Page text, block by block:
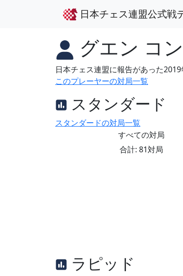
日本チェス連盟公式戦
グエン コ
日本チェス連盟に報告があった
このプレーヤーの対局一覧
スタンダード
スタンダードの対局一覧
すべての対局
合計: 81対局
ラピッド